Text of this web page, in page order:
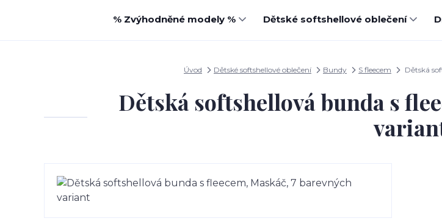
% Zvýhodněné modely % Dětské softshellové oblečení
Úvod Dětské softshellové oblečení Bundy S fleecem Dětská
Dětská softshellová bunda s